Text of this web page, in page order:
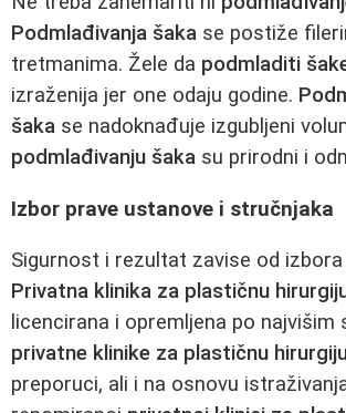
Podmlađivanja šaka se postiže
tretmanima. Žele da podmladiti
izraženija jer one odaju godine.
šaka se nadoknađuje izgubljeni
podmlađivanju šaka su prirodni i
Izbor prave ustanove i stručnjaka
Sigurnost i rezultat zavise od
Privatna klinika za plastičnu
licencirana i opremljena po najvišim
privatne klinike za plastičnu
preporuci, ali i na osnovu